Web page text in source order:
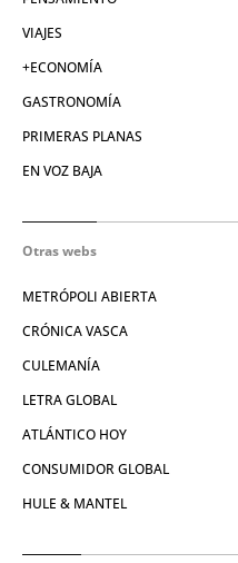
VIAJES
+ECONOMÍA
GASTRONOMÍA
PRIMERAS PLANAS
EN VOZ BAJA
Otras webs
METRÓPOLI ABIERTA
CRÓNICA VASCA
CULEMANÍA
LETRA GLOBAL
ATLÁNTICO HOY
CONSUMIDOR GLOBAL
HULE & MANTEL